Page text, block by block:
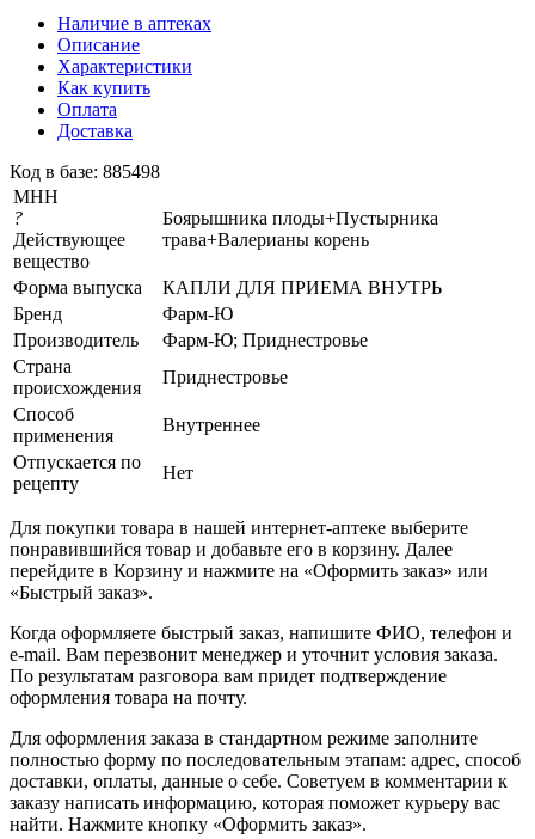
Наличие в аптеках
Описание
Характеристики
Как купить
Оплата
Доставка
Код в базе: 885498
МНН
?
Действующее
вещество
Боярышника плоды+Пустырника
трава+Валерианы корень
Форма выпуска
КАПЛИ ДЛЯ ПРИЕМА ВНУТРЬ
Бренд
Фарм-Ю
Производитель
Фарм-Ю; Приднестровье
Страна
происхождения
Приднестровье
Способ
применения
Внутреннее
Отпускается по
рецепту
Нет
Для покупки товара в нашей интернет-аптеке выберите
понравившийся товар и добавьте его в корзину. Далее
перейдите в Корзину и нажмите на «Оформить заказ» или
«Быстрый заказ».
Когда оформляете быстрый заказ, напишите ФИО, телефон и
e-mail. Вам перезвонит менеджер и уточнит условия заказа.
По результатам разговора вам придет подтверждение
оформления товара на почту.
Для оформления заказа в стандартном режиме заполните
полностью форму по последовательным этапам: адрес, способ
доставки, оплаты, данные о себе. Советуем в комментарии к
заказу написать информацию, которая поможет курьеру вас
найти. Нажмите кнопку «Оформить заказ».